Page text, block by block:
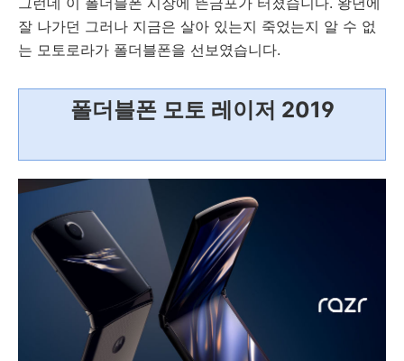
잘 나가던 그러나 지금은 살아 있는지 죽었는지 알 수 없
는 모토로라가 폴더블폰을 선보였습니다.
폴더블폰 모토 레이저 2019